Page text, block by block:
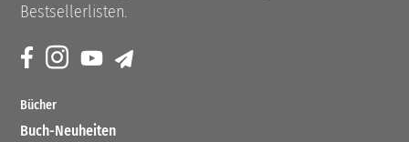
Bestsellerlisten.
Bücher
Buch-Neuheiten